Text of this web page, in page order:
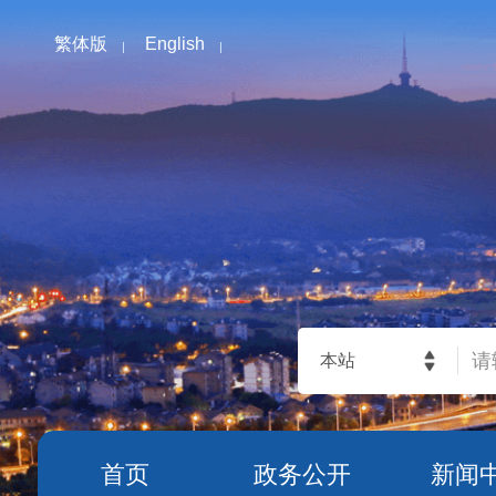
繁体版 English
本站
首页 政务公开 新闻